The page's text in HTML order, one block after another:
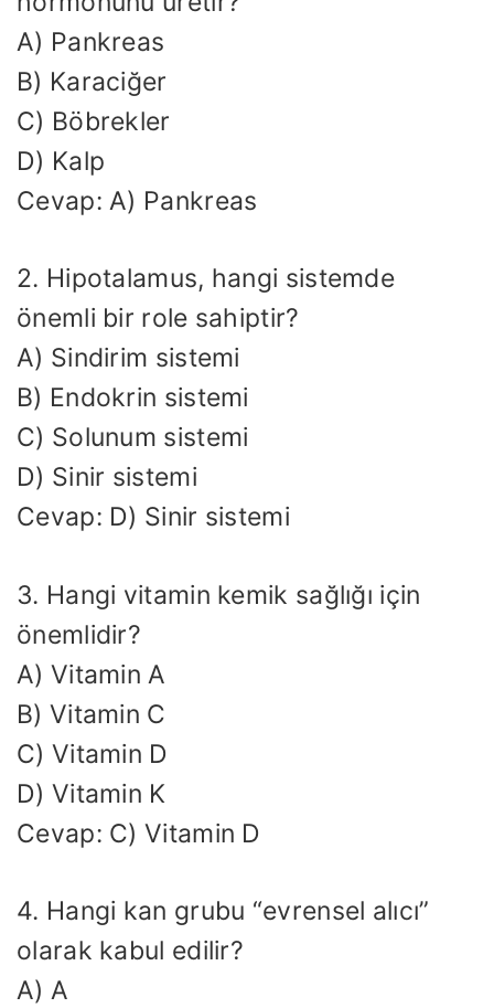
A) Pankreas
B) Karaciğer
C) Böbrekler
D) Kalp
Cevap: A) Pankreas
2. Hipotalamus, hangi sistemde
önemli bir role sahiptir?
A) Sindirim sistemi
B) Endokrin sistemi
C) Solunum sistemi
D) Sinir sistemi
Cevap: D) Sinir sistemi
3. Hangi vitamin kemik sağlığı için
önemlidir?
A) Vitamin A
B) Vitamin C
C) Vitamin D
D) Vitamin K
Cevap: C) Vitamin D
4. Hangi kan grubu “evrensel alıcı”
olarak kabul edilir?
A) A